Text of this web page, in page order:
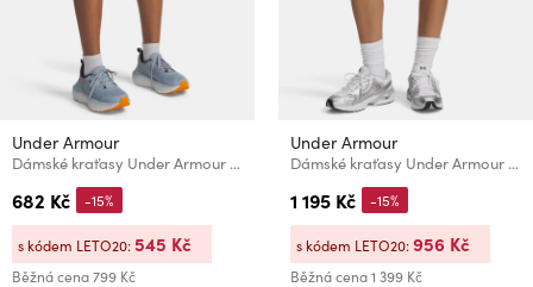
Under Armour
Dámské kraťasy Under Armour UA Fly By 3'' Shorts
682 Kč
Běžná cena799 Kč
-15%
s kódem LETO20:545 Kč
Under Armour
Dámské kraťasy Under Armour Icon Flc Nov Short
1 195 Kč
Běžná cena1 399 Kč
-15%
s kódem LETO20:956 Kč